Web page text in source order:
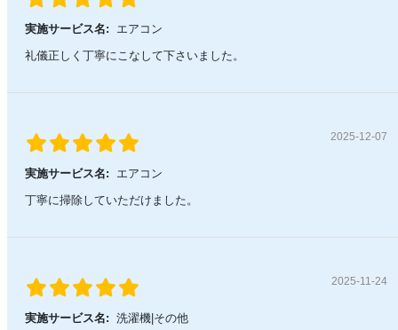
実施サービス名:
エアコン
礼儀正しく丁寧にこなして下さいました。
2025-12-07
実施サービス名:
エアコン
丁寧に掃除していただけました。
2025-11-24
実施サービス名: 洗濯機|その他